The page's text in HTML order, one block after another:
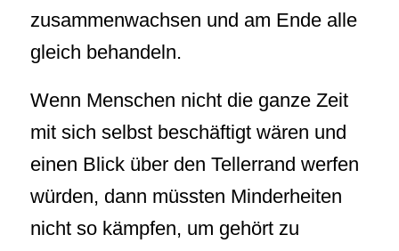
zusammenwachsen und am Ende alle
gleich behandeln.
Wenn Menschen nicht die ganze Zeit
mit sich selbst beschäftigt wären und
einen Blick über den Tellerrand werfen
würden, dann müssten Minderheiten
nicht so kämpfen, um gehört zu